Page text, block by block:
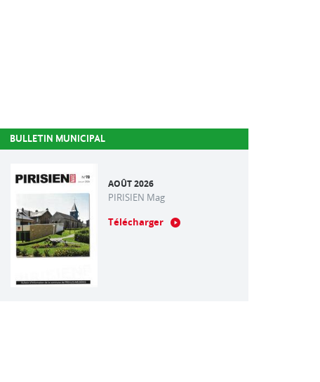
BULLETIN MUNICIPAL
AOÛT 2026
PIRISIEN Mag
Télécharger